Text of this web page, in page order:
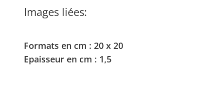
Images liées:
Formats en cm : 20 x 20
Epaisseur en cm : 1,5